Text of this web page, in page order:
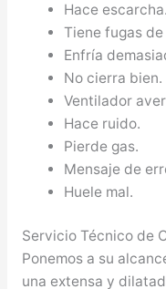
Hace escarcha.
Tiene fugas de
Enfría
No cierra bien.
Ventilador
Hace ruido.
Pierde gas.
Mensaje de
Huele mal.
Servicio Técnico de
Ponemos a su
una extensa y